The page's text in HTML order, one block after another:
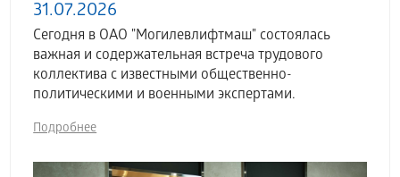
31.07.2026
Сегодня в ОАО "Могилевлифтмаш" состоялась
важная и содержательная встреча трудового
коллектива с известными общественно-
политическими и военными экспертами.
Подробнее